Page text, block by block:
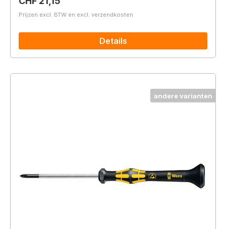
Prijzen excl. BTW en excl. verzendkosten
Details
andere varianten